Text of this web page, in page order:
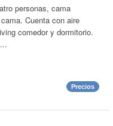
personas, cama
Cuenta con aire
comedor y dormitorio.
Precios